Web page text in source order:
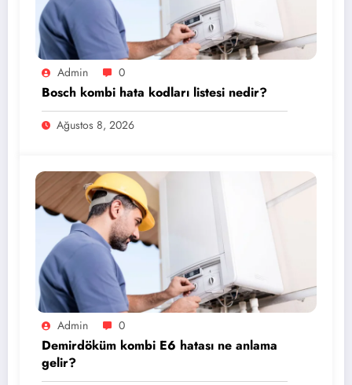
Admin 0
Bosch kombi hata kodları listesi nedir?
Ağustos 8, 2026
Admin 0
Demirdöküm kombi E6 hatası ne anlama
gelir?